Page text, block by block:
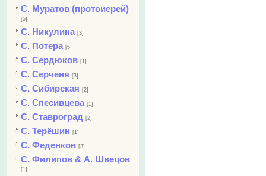
С. Муратов (протоиерей)
[5]
С. Никулина [3]
С. Потера [5]
С. Сердюков [1]
С. Серченя [3]
С. Сибирская [2]
С. Спесивцева [1]
С. Ставроград [2]
С. Терёшин [1]
С. Феденков [3]
С. Филипов & А. Швецов
[1]